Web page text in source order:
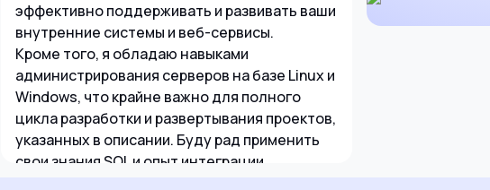
эффективно поддерживать и развивать ваши
внутренние системы и веб-сервисы.
Кроме того, я обладаю навыками
администрирования серверов на базе Linux и
Windows, что крайне важно для полного
цикла разработки и развертывания проектов,
указанных в описании. Буду рад применить
свои знания SQL и опыт интеграции